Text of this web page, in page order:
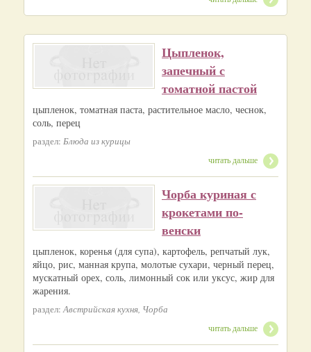
Цыпленок,
запечный с
томатной пастой
цыпленок, томатная паста, растительное масло, чеснок,
соль, перец
раздел: Блюда из курицы
читать дальше
Чорба куриная с
крокетами по-
венски
цыпленок, коренья (для супа), картофель, репчатый лук,
яйцо, рис, манная крупа, молотые сухари, черный перец,
мускатный орех, соль, лимонный сок или уксус, жир для
жарения.
раздел:Австрийская кухня, Чорба
читать дальше